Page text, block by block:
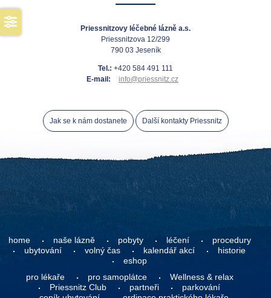
Priessnitzovy léčebné lázně a.s.
Priessnitzova 12/299
790 03 Jeseník
Tel.: +420 584 491 111
E-mail:
info@priessnitz.cz
Jak se k nám dostanete Další kontakty Priessnitz
home naše lázně pobyty léčení
procedury
ubytování
volný čas kalendář akcí
historie
eshop
pro lékaře
pro samoplátce
Wellness & relax
Priessnitz Club
partneři
parkování